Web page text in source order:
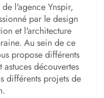
de l'agence Ynspir,
par le design
et l'architecture
Au sein de ce
propose différents
astuces découvertes
différents projets de